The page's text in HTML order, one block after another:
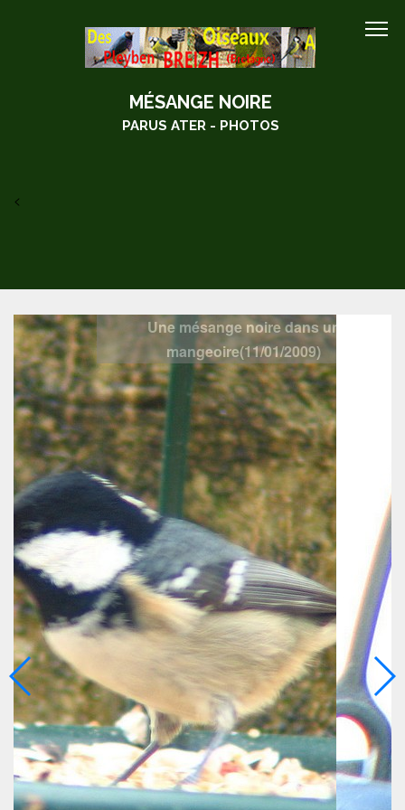
MÉSANGE NOIRE
PARUS ATER - PHOTOS
<
Une mésange noire dans un
mangeoire(11/01/2009)